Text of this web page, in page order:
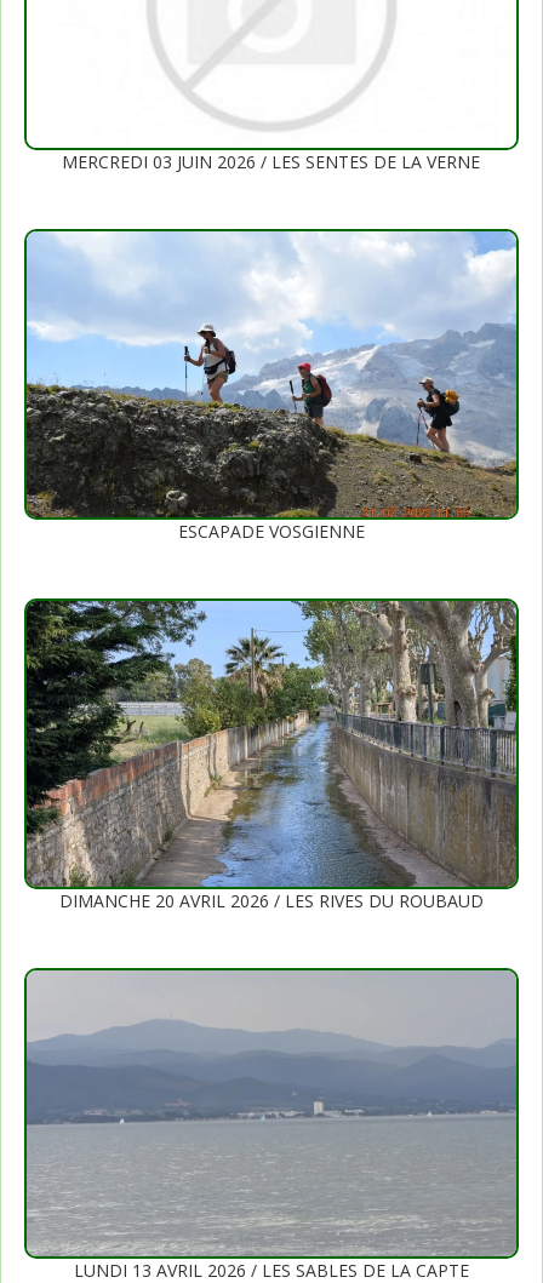
MERCREDI 03 JUIN 2026 / LES SENTES DE LA VERNE
ESCAPADE VOSGIENNE
DIMANCHE 20 AVRIL 2026 / LES RIVES DU ROUBAUD
LUNDI 13 AVRIL 2026 / LES SABLES DE LA CAPTE